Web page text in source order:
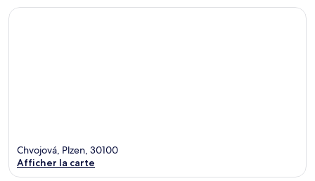
Chvojová, Plzen, 30100
Afficher la carte